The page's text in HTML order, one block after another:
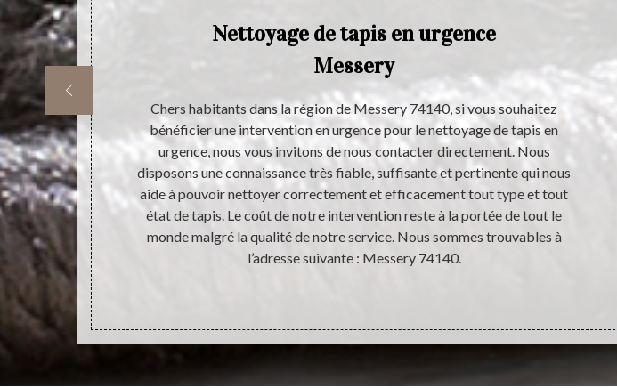
Pour
pour les
et il
pour les
à Atelier du
besoin
Nettoyage de tapis en urgence
Messery
Chers habitants dans la région de Messery 74140, si vous souhaitez
bénéficier une intervention en urgence pour le nettoyage de tapis en
urgence, nous vous invitons de nous contacter directement. Nous
disposons une connaissance très fiable, suffisante et pertinente qui nous
aide à pouvoir nettoyer correctement et efficacement tout type et tout
état de tapis. Le coût de notre intervention reste à la portée de tout le
monde malgré la qualité de notre service. Nous sommes trouvables à
l’adresse suivante : Messery 74140.